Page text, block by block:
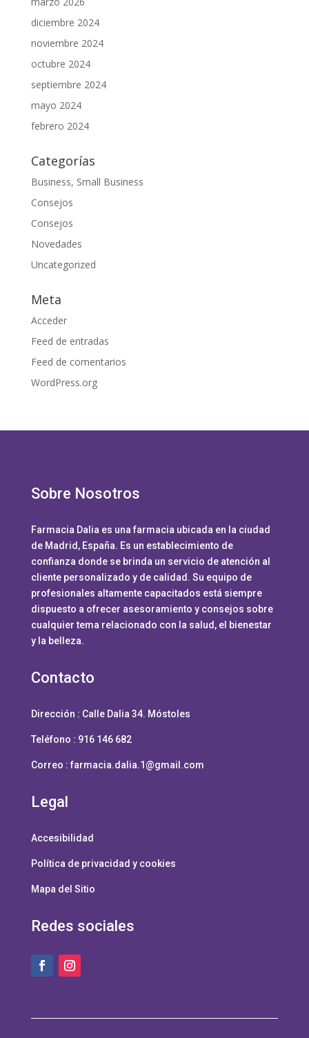
diciembre 2024
noviembre 2024
octubre 2024
septiembre 2024
mayo 2024
febrero 2024
Categorías
Business, Small Business
Consejos
Consejos
Novedades
Uncategorized
Meta
Acceder
Feed de entradas
Feed de comentarios
WordPress.org
Sobre Nosotros
Farmacia Dalia es una farmacia ubicada en la ciudad
de Madrid, España. Es un establecimiento de
confianza donde se brinda un servicio de atención al
cliente personalizado y de calidad. Su equipo de
profesionales altamente capacitados está siempre
dispuesto a ofrecer asesoramiento y consejos sobre
cualquier tema relacionado con la salud, el bienestar
y la belleza.
Contacto
Dirección : Calle Dalia 34. Móstoles
Teléfono : 916 146 682
Correo :farmacia.dalia.1@gmail.com
Legal
Accesibilidad
Política de privacidad y cookies
Mapa del Sitio
Redes sociales